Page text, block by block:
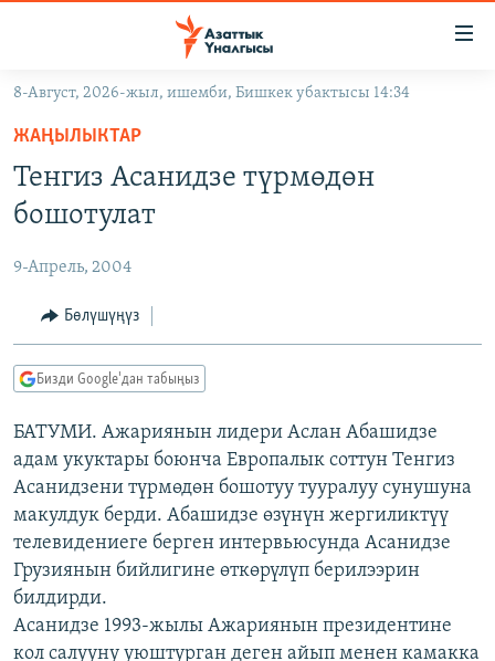
Навигацияга
өтүңүз
Издөөгө
салыңыз
ЭКОНОМИКА
МАДАНИЯТ
ДҮЙНӨ
БОРБОР АЗИЯ
УКРАИНА
АТАЙЫН ИЛИКТӨӨ
ТВ ПРОГРАММАЛАР
ЭКСПЕРТТЕР ТАЛДАЙТ
БИЗ ЖАНА ДҮЙНӨ
ДАНИСТЕ
ЭЖЕ-СИҢДИЛЕР
АЗАТТЫК+
ЫҢГАЙСЫЗ СУРООЛОР
ӨЗГӨЧӨ ПИКИР
Русский
ОНЛАЙН ШЕРИНЕ
8-Август, 2026-жыл, ишемби, Бишкек убактысы 14:34
ЖАҢЫЛЫКТАР
Тенгиз Асанидзе түрмөдөн
бошотулат
9-Апрель, 2004
Бөлүшүңүз
Бизди Google'дан табыңыз
БАТУМИ. Ажариянын лидери Аслан Абашидзе
адам укуктары боюнча Европалык соттун Тенгиз
Асанидзени түрмөдөн бошотуу тууралуу сунушуна
макулдук берди. Абашидзе өзүнүн жергиликтүү
телевидениеге берген интервьюсунда Асанидзе
Грузиянын бийлигине өткөрүлүп берилээрин
билдирди.
Асанидзе 1993-жылы Ажариянын президентине
кол салууну уюштурган деген айып менен камакка